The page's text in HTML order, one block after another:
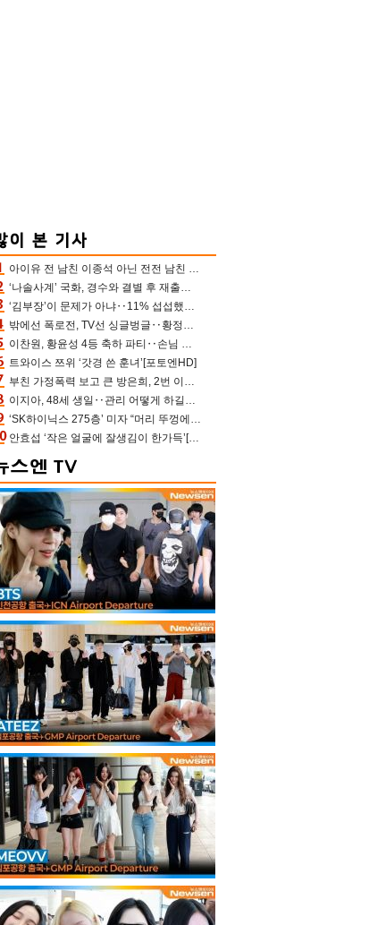
아이유 전 남친 이종석 아닌 전전 남친 장기하 소환 ‘별일 없이 산다’ 선곡…46장에 꾹 눌러 담은 근황
‘나솔사계’ 국화, 경수와 결별 후 재출연…첫인상 3표 몰표
‘김부장’이 문제가 아냐‥11% 섭섭했던 ‘재벌X형사2’ 돈·빽 총동원해 컴백 [TV보고서]
밖에선 폭로전, TV선 싱글벙글‥황정민 ‘틈만 나면’ 출연, 피로감은 시청자 몫
이찬원, 황윤성 4등 축하 파티‥손님 모으려 블랙핑크 지수와 친한 척(편스토랑)[어제TV]
트와이스 쯔위 ‘갓경 쓴 훈녀’[포토엔HD]
부친 가정폭력 보고 큰 방은희, 2번 이혼 후 잠수→母 고독사에 자책(특종세상)[어제TV]
이지아, 48세 생일‥관리 어떻게 하길래 놀라운 동안 미모
‘SK하이닉스 275층’ 미자 “머리 뚜껑에서 사, 주식만 안 해도 돈 버는 것”
안효섭 ‘작은 얼굴에 잘생김이 한가득’[포토엔HD]